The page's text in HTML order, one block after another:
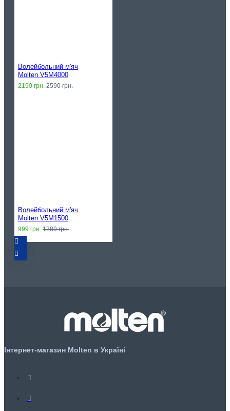
Волейбольний м'яч
Molten V5M4000
2190 грн. 2590 грн.
Волейбольний м'яч
Molten V5M1500
999 грн. 1289 грн.
Інтернет-магазин Molten в Україні